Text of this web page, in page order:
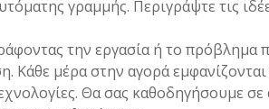
γραμμής. Περιγράψτε τις
την εργασία ή το
Κάθε μέρα στην αγορά
Θα σας καθοδηγήσουμε